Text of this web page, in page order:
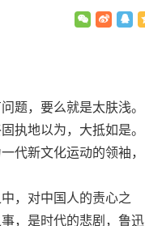
，要么就是太肤浅。
执地以为，大抵如是。
代新文化运动的领袖，
，对中国人的责心之
，是时代的悲剧，鲁迅